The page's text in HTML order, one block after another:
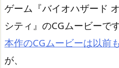
ゲーム『バイオハザード
シティ』のCGムービーです
本作のCGムービーは以前
が、